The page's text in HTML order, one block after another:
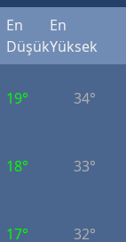
Giresun
Gümüşhane
Hakkari
Isparta
İstanbul
En
Düşük
En
Yüksek
19° 34°
18° 33°
17° 32°